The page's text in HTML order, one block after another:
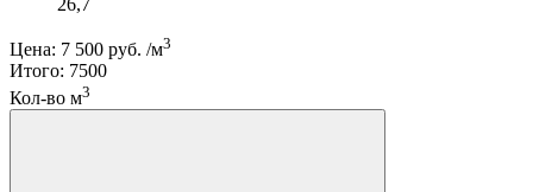
Цена: 7 500 руб. /м3
Итого: 7500
Кол-во м3